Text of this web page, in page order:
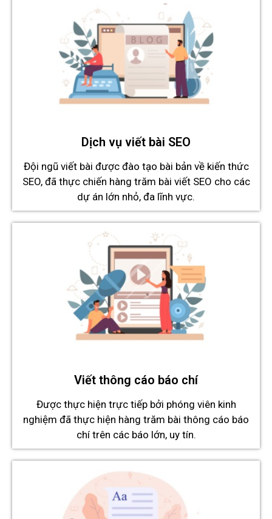
Dịch vụ viết bài SEO
Đội ngũ viết bài được đào tạo bài bản về kiến thức
SEO, đã thực chiến hàng trăm bài viết SEO cho các
dự án lớn nhỏ, đa lĩnh vực.
Viết thông cáo báo chí
Được thực hiện trực tiếp bởi phóng viên kinh
nghiệm đã thực hiện hàng trăm bài thông cáo báo
chí trên các báo lớn, uy tín.